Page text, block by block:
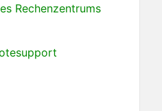
Rechenzentrums